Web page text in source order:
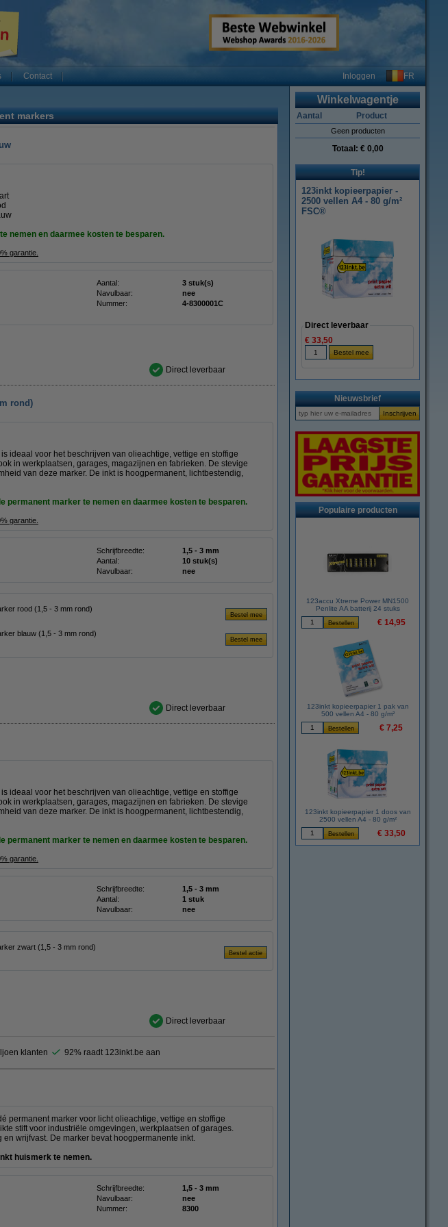
Contact Inloggen FR
markers
nemen en daarmee kosten te besparen.
garantie.
Aantal:
3 stuk(s)
Navulbaar:
nee
Nummer:
4-8300001C
Direct leverbaar
rond)
ideaal voor het beschrijven van olieachtige, vettige en stoffige
in werkplaatsen, garages, magazijnen en fabrieken. De stevige
van deze marker. De inkt is hoogpermanent, lichtbestendig,
permanent marker te nemen en daarmee kosten te besparen.
garantie.
Schrijfbreedte:
1,5 - 3 mm
Aantal:
10 stuk(s)
Navulbaar: nee
rood (1,5 - 3 mm rond)
blauw (1,5 - 3 mm rond)
Direct leverbaar
ideaal voor het beschrijven van olieachtige, vettige en stoffige
in werkplaatsen, garages, magazijnen en fabrieken. De stevige
van deze marker. De inkt is hoogpermanent, lichtbestendig,
permanent marker te nemen en daarmee kosten te besparen.
garantie.
Schrijfbreedte:
1,5 - 3 mm
Aantal:
1 stuk
Navulbaar: nee
zwart (1,5 - 3 mm rond)
Direct leverbaar
klanten 92% raadt 123inkt.be aan
permanent marker voor licht olieachtige, vettige en stoffige
stift voor industriële omgevingen, werkplaatsen of garages.
wrijfvast. De marker bevat hoogpermanente inkt.
huismerk te nemen.
Schrijfbreedte:
1,5 - 3 mm
Navulbaar:
nee
Nummer:
8300
Winkelwagentje
Aantal Product
Geen producten
Totaal: € 0,00
Tip!
123inkt kopieerpapier -
2500 vellen A4 - 80 g/m²
FSC®
Direct leverbaar
€ 33,50
Nieuwsbrief
Populaire producten
123accu Xtreme Power MN1500
Penlite AA batterij 24 stuks
€ 14,95
123inkt kopieerpapier 1 pak van
500 vellen A4 - 80 g/m²
€ 7,25
123inkt kopieerpapier 1 doos van
2500 vellen A4 - 80 g/m²
€ 33,50